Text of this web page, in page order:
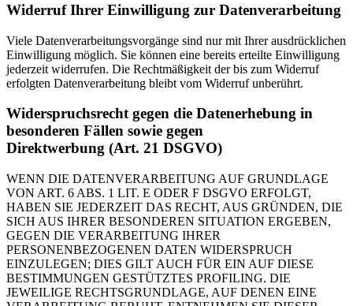
Widerruf Ihrer Einwilligung zur Datenverarbeitung
Viele Datenverarbeitungsvorgänge sind nur mit Ihrer ausdrücklichen
Einwilligung möglich. Sie können eine bereits erteilte Einwilligung
jederzeit widerrufen. Die Rechtmäßigkeit der bis zum Widerruf
erfolgten Datenverarbeitung bleibt vom Widerruf unberührt.
Widerspruchsrecht gegen die Datenerhebung in
besonderen Fällen sowie gegen
Direktwerbung (Art. 21 DSGVO)
WENN DIE DATENVERARBEITUNG AUF GRUNDLAGE
VON ART. 6 ABS. 1 LIT. E ODER F DSGVO ERFOLGT,
HABEN SIE JEDERZEIT DAS RECHT, AUS GRÜNDEN, DIE
SICH AUS IHRER BESONDEREN SITUATION ERGEBEN,
GEGEN DIE VERARBEITUNG IHRER
PERSONENBEZOGENEN DATEN WIDERSPRUCH
EINZULEGEN; DIES GILT AUCH FÜR EIN AUF DIESE
BESTIMMUNGEN GESTÜTZTES PROFILING. DIE
JEWEILIGE RECHTSGRUNDLAGE, AUF DENEN EINE